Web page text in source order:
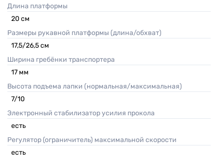
Длина платформы
20 см
Размеры рукавной платформы (длина/обхват)
17,5/26,5см
Ширина гребёнки транспортера
17 мм
Высота подъема лапки (нормальная/максимальная)
7/10
Электронный стабилизатор усилия прокола
есть
Регулятор (ограничитель) максимальной скорости
есть